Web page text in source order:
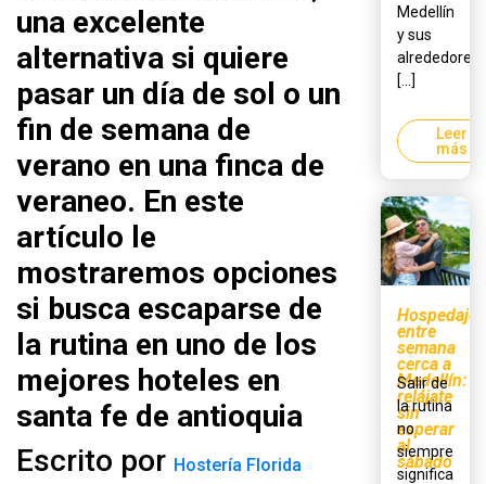
una excelente
alternativa si quiere
pasar un día de sol o un
fin de semana de
verano en una finca de
veraneo. En este
artículo le
mostraremos opciones
si busca escaparse de
la rutina en uno de los
mejores hoteles en
santa fe de antioquia
Escrito por Hostería Florida
Medellín
y sus
alrededores,
[...]
Leer
más
Hospedaje
entre
semana
cerca a
Medellín:
relájate
sin
esperar
al
sábado
Salir de
la rutina
no
siempre
significa